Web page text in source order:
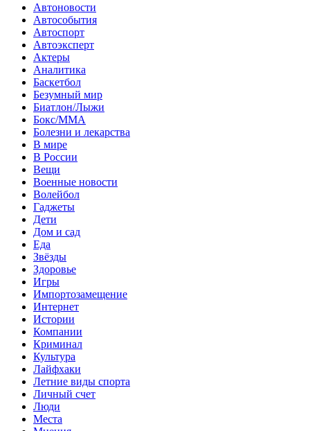
Автоновости
Автособытия
Автоспорт
Автоэксперт
Актеры
Аналитика
Баскетбол
Безумный мир
Биатлон/Лыжи
Бокс/MMA
Болезни и лекарства
В мире
В России
Вещи
Военные новости
Волейбол
Гаджеты
Дети
Дом и сад
Еда
Звёзды
Здоровье
Игры
Импортозамещение
Интернет
Истории
Компании
Криминал
Культура
Лайфхаки
Летние виды спорта
Личный счет
Люди
Места